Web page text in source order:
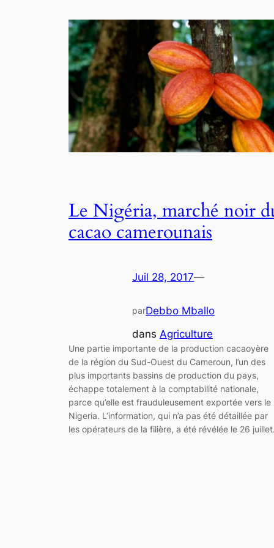
Le Nigéria, marché noir
cacao camerounais
Juil 28, 2017—
parDebbo Mballo
dans Agriculture
Une partie importante de la production cacaoyère
de la région du Sud-Ouest du Cameroun, l’un des
plus importants bassins de production du pays,
échappe totalement à la comptabilité nationale,
parce qu’elle est frauduleusement exportée vers le
Nigeria. L’information, qui n’a pas été détaillée par
les opérateurs de la filière, a été révélée le 26